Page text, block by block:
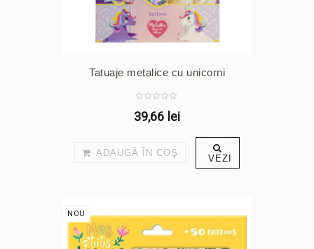
Tatuaje metalice cu unicorni
39,66 lei
ADAUGĂ ÎN COŞ VEZI
NOU